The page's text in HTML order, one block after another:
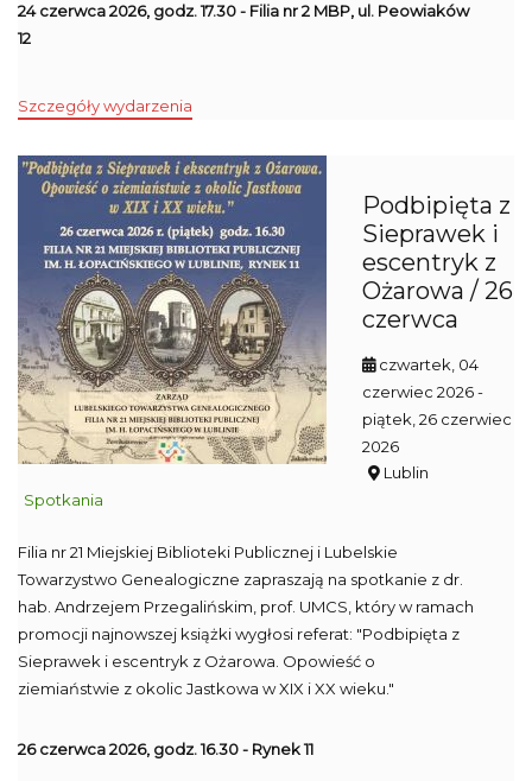
24 czerwca 2026, godz. 17.30 - Filia nr 2 MBP, ul. Peowiaków
12
Szczegóły wydarzenia
Podbipięta z
Sieprawek i
escentryk z
Ożarowa / 26
czerwca
czwartek, 04
czerwiec 2026-
piątek, 26 czerwiec
2026
Lublin
Spotkania
Filia nr 21 Miejskiej Biblioteki Publicznej i Lubelskie
Towarzystwo Genealogiczne zapraszają na spotkanie z dr.
hab. Andrzejem Przegalińskim, prof. UMCS, który w ramach
promocji najnowszej książki wygłosi referat: "Podbipięta z
Sieprawek i escentryk z Ożarowa. Opowieść o
ziemiaństwie z okolic Jastkowa w XIX i XX wieku."
26 czerwca 2026, godz. 16.30 - Rynek 11